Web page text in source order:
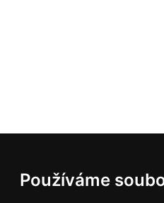
Používáme